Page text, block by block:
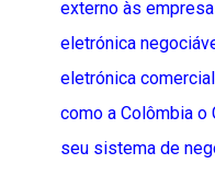
externo às
eletrónica
eletrónica
como a Colômbia o
seu sistema de